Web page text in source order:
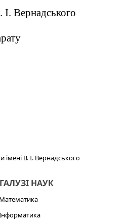
І. Вернадського
імені В. І. Вернадського
ГАЛУЗІ НАУК
Математика